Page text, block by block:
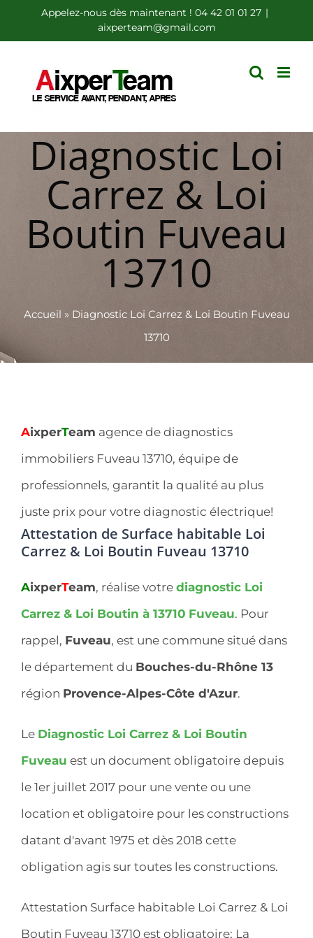
au
contenu
Appelez-nous dès maintenant ! 04 42 01 01 27 |
aixperteam@gmail.com
Diagnostic Loi
Carrez & Loi
Boutin Fuveau
13710
Accueil » Diagnostic Loi Carrez & Loi Boutin Fuveau
13710
AixperTeam agence de diagnostics
immobiliers Fuveau 13710, équipe de
professionnels, garantit la qualité au plus
juste prix pour votre diagnostic électrique!
Attestation de Surface habitable Loi
Carrez & Loi Boutin Fuveau 13710
AixperTeam, réalise votre diagnostic Loi
Carrez & Loi Boutin à 13710 Fuveau. Pour
rappel, Fuveau, est une commune situé dans
le département du Bouches-du-Rhône 13
région Provence-Alpes-Côte d'Azur.
Le Diagnostic Loi Carrez & Loi Boutin
Fuveau est un document obligatoire depuis
le 1er juillet 2017 pour une vente ou une
location et obligatoire pour les constructions
datant d'avant 1975 et dès 2018 cette
obligation agis sur toutes les constructions.
Attestation Surface habitable Loi Carrez & Loi
Boutin Fuveau 13710 est obligatoire; La